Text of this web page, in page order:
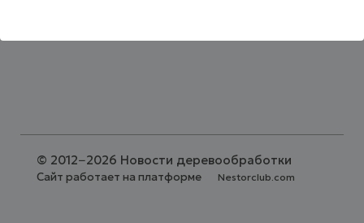
© 2012−2026 Новости деревообработки
Сайт работает на платформе Nestorclub.com